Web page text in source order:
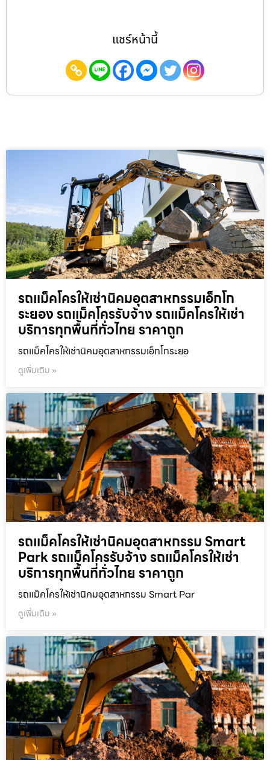
แชร์หน้านี้
รถแม็คโครให้เช่านิคมอุตสาหกรรมเอ็กโก
ระยอง รถแม็คโครรับจ้าง รถแม็คโครให้เช่า
บริการทุกพื้นที่ทั่วไทย ราคาถูก
รถแม็คโครให้เช่านิคมอุตสาหกรรมเอ็กโกระยอ
ดูเพิ่มเติม »
รถแม็คโครให้เช่านิคมอุตสาหกรรม Smart
Park รถแม็คโครรับจ้าง รถแม็คโครให้เช่า
บริการทุกพื้นที่ทั่วไทย ราคาถูก
รถแม็คโครให้เช่านิคมอุตสาหกรรม Smart Par
ดูเพิ่มเติม »